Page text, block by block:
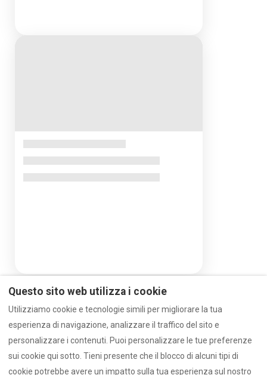
Questo sito web utilizza i cookie
Utilizziamo cookie e tecnologie simili per migliorare la tua
esperienza di navigazione, analizzare il traffico del sito e
personalizzare i contenuti. Puoi personalizzare le tue preferenze
sui cookie qui sotto. Tieni presente che il blocco di alcuni tipi di
cookie potrebbe avere un impatto sulla tua esperienza sul nostro